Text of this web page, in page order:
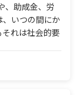
、助成金、労
いつの間にか
れは社会的要
のような意図
えようとして